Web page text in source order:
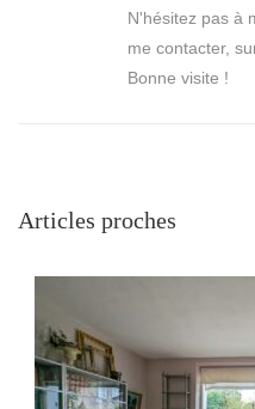
N'hésitez pas à
me contacter,
Bonne visite !
Articles proches